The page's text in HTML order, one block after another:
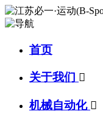
首页
关于我们 
机械自动化 